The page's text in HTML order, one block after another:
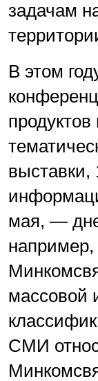
задачам
В этом
выставки,
мая, —
например,
массовой
СМИ